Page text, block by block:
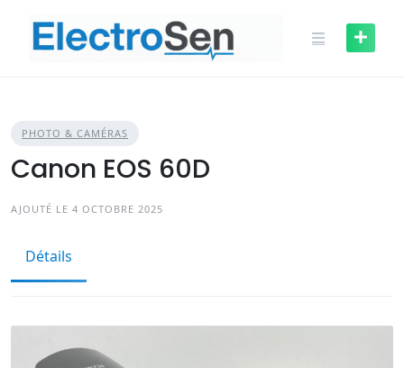
content
PHOTO & CAMÉRAS
Canon EOS 60D
AJOUTÉ LE 4 OCTOBRE 2025
Détails